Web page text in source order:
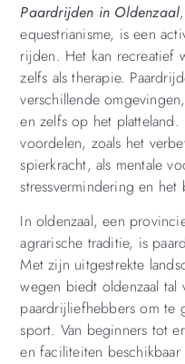
Paardrijden in Oldenzaal
equestrianisme, is een
rijden. Het kan recreatief
zelfs als therapie.
verschillende
en zelfs op het
voordelen, zoals het
spierkracht, als mentale
stressvermindering en
In oldenzaal, een
agrarische traditie, is
Met zijn uitgestrekte
wegen biedt oldenzaal
paardrijliefhebbers om te
sport. Van beginners tot
en faciliteiten beschikbaar